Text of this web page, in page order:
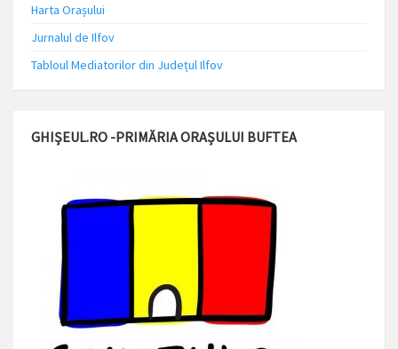
Harta Orașului
Jurnalul de Ilfov
Tabloul Mediatorilor din Județul Ilfov
GHIȘEUL.RO -PRIMĂRIA ORAȘULUI BUFTEA